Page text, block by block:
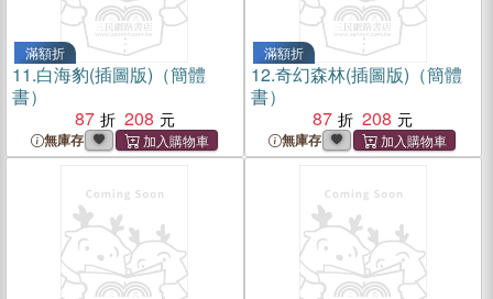
滿額折
11.白海豹(插圖版)（簡體
書）
87
208
無庫存
滿額折
12.奇幻森林(插圖版)（簡體
書）
87
208
無庫存